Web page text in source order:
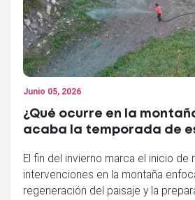
Junio 05, 2026
¿Qué ocurre en la
acaba la temporada de
El fin del invierno marca el inicio de
intervenciones en la montaña
regeneración del paisaje y la